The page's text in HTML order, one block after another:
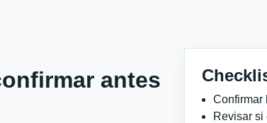
antes
Confirmar
Revisar si